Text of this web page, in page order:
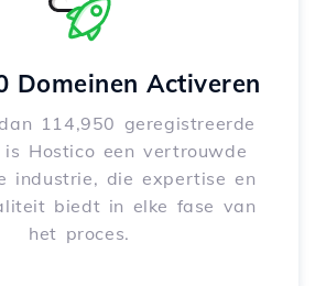
Domeinen Activeren
114,950 geregistreerde
is Hostico een vertrouwde
industrie, die expertise en
biedt in elke fase van
het proces.